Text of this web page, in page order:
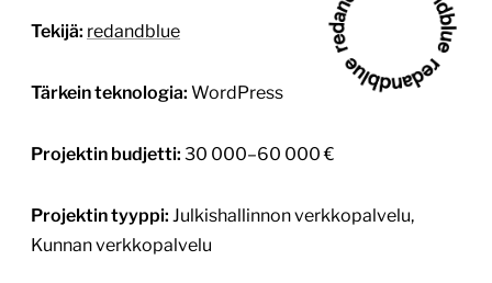
Tekijä: redandblue
Tärkein teknologia: WordPress
Projektin budjetti: 30 000–60 000 €
Projektin tyyppi: Julkishallinnon verkkopalvelu,
Kunnan verkkopalvelu